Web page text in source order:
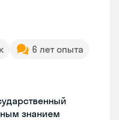
6 лет опыта
знанием